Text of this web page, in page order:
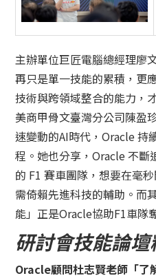
主辦單位巨匠電腦總經理廖
再只是單一技能的累積，更
技術與跨領域整合的能力，
美商甲骨文臺灣分公司陳盈
速變動的AI時代，Oracle 持
程。她也分享，Oracle 不斷
的 F1 賽車團隊，想要在毫
需倚賴先進科技的輔助。而
能」正是Oracle協助F1車隊
研討會技能論壇
Oracle顧問杜志賢老師「了